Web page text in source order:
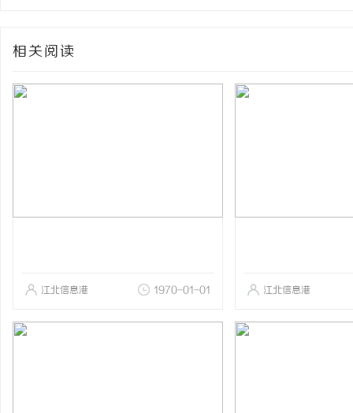
相关阅读
江北信息港 1970-01-01 江北信息港